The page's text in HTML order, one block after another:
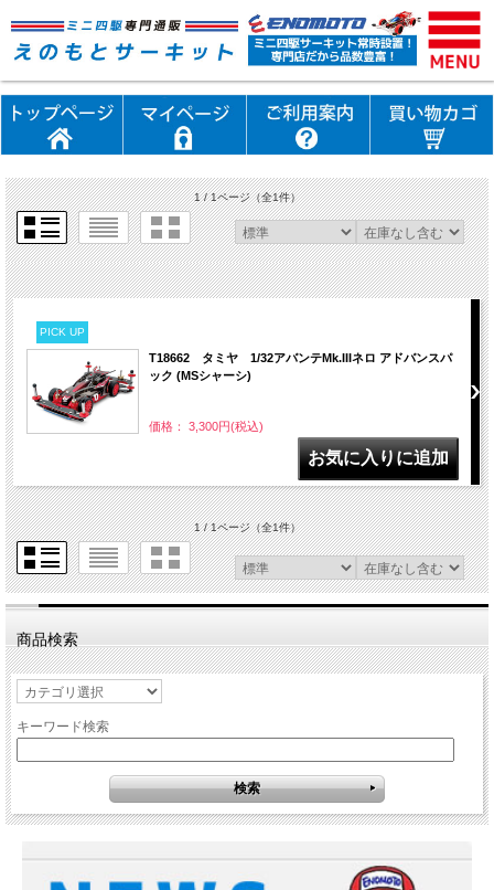
1 / 1ページ（全1件）
PICK UP
T18662 タミヤ 1/32アバンテMk.IIIネロ アドバンスパ
ック (MSシャーシ)
価格： 3,300円(税込)
1 / 1ページ（全1件）
商品検索
キーワード検索